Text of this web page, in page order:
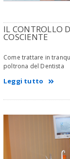
IL CONTROLLO
COSCIENTE
Come trattare in
poltrona del Dentista
Leggi tutto